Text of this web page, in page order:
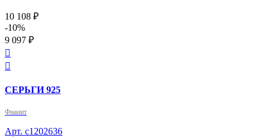
10 108 ₽
-10%
9 097 ₽


СЕРЬГИ 925
Фианит
Арт. с1202636